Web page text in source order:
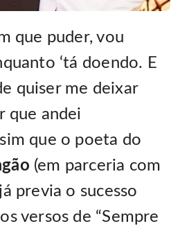
que puder, vou
‘tá doendo. E
quiser me deixar
que andei
que o poeta do
(em parceria com
previa o sucesso
versos de “Sempre